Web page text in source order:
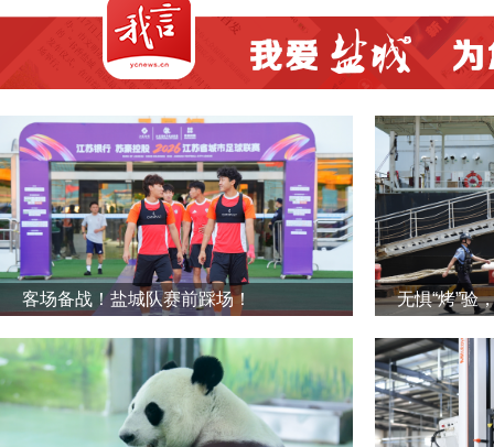
客场备战！盐城队赛前踩场！ 无惧“烤”验